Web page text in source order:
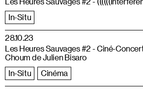
In-Situ
28.10.23
In-Situ Cinéma
Les Heures Sauvages #2 - Ciné-
Choum de Julien Bisaro